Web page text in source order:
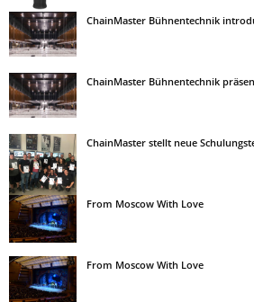
ChainMaster Bühnentechnik
ChainMaster Bühnentechnik
ChainMaster stellt neue
From Moscow With Love
From Moscow With Love